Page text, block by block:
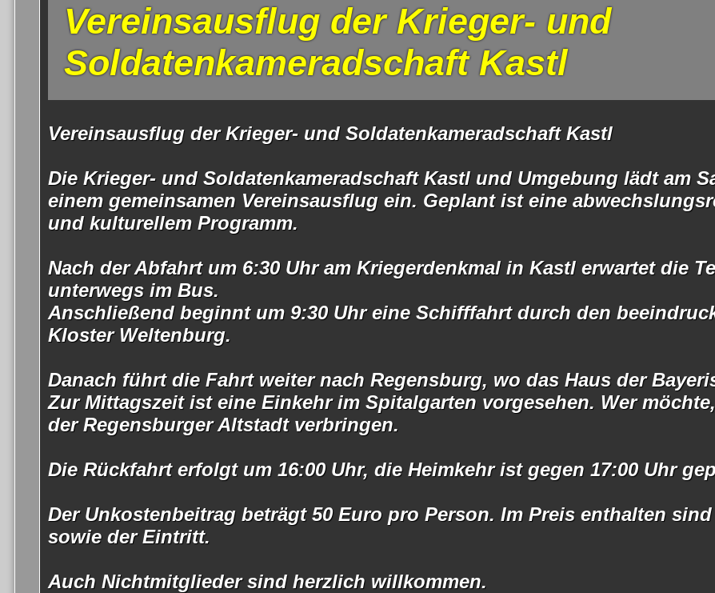
Vereinsausflug der Krieger- und
Soldatenkameradschaft Kastl
Vereinsausflug der Krieger- und Soldatenkameradschaft Kastl
Die Krieger- und Soldatenkameradschaft Kastl und Umgebung lädt am
einem gemeinsamen Vereinsausflug ein. Geplant ist eine
und kulturellem Programm.
Nach der Abfahrt um 6:30 Uhr am Kriegerdenkmal in Kastl erwartet die
unterwegs im Bus.
Anschließend beginnt um 9:30 Uhr eine Schifffahrt durch den
Kloster Weltenburg.
Danach führt die Fahrt weiter nach Regensburg, wo das Haus der
Zur Mittagszeit ist eine Einkehr im Spitalgarten vorgesehen. Wer
der Regensburger Altstadt verbringen.
Die Rückfahrt erfolgt um 16:00 Uhr, die Heimkehr ist gegen 17:00 Uhr
Der Unkostenbeitrag beträgt 50 Euro pro Person. Im Preis enthalten
sowie der Eintritt.
Auch Nichtmitglieder sind herzlich willkommen.